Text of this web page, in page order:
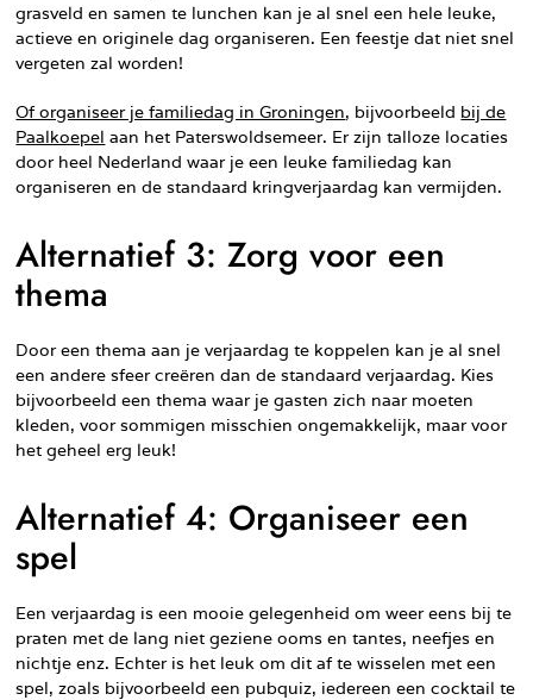
grasveld en samen te lunchen kan je al snel een hele leuke,
actieve en originele dag organiseren. Een feestje dat niet snel
vergeten zal worden!
Of organiseer je familiedag in Groningen, bijvoorbeeld bij de
Paalkoepel aan het Paterswoldsemeer. Er zijn talloze locaties
door heel Nederland waar je een leuke familiedag kan
organiseren en de standaard kringverjaardag kan vermijden.
Alternatief 3: Zorg voor een
thema
Door een thema aan je verjaardag te koppelen kan je al snel
een andere sfeer creëren dan de standaard verjaardag. Kies
bijvoorbeeld een thema waar je gasten zich naar moeten
kleden, voor sommigen misschien ongemakkelijk, maar voor
het geheel erg leuk!
Alternatief 4: Organiseer een
spel
Een verjaardag is een mooie gelegenheid om weer eens bij te
praten met de lang niet geziene ooms en tantes, neefjes en
nichtje enz. Echter is het leuk om dit af te wisselen met een
spel, zoals bijvoorbeeld een pubquiz, iedereen een cocktail te